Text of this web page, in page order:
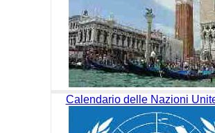
Calendario delle Nazioni